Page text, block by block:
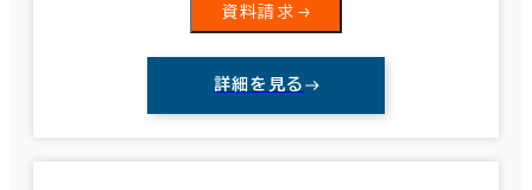
資料請求
詳細を見る